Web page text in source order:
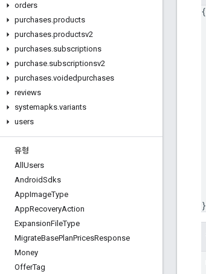
orders
purchases.products
purchases.productsv2
purchases.subscriptions
purchase.subscriptionsv2
purchases.voidedpurchases
reviews
systemapks.variants
users
유형
All Users
AndroidSdks
AppImageType
AppRecoveryAction
ExpansionFileType
MigrateBasePlanPricesResponse
Money
OfferTag
{
}